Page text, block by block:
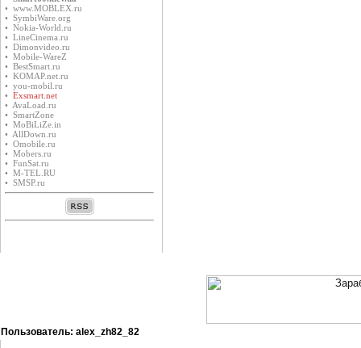
• www.MOBLEX.ru
• SymbiWare.org
• Nokia-World.ru
• LineCinema.ru
• Dimonvideo.ru
• Mobile-WareZ
• BestSmart.ru
• KOMAP.net.ru
• you-mobil.ru
• Exsmart.net
• AvaLoad.ru
• SmartZone
• MoBiLiZe.in
• AllDown.ru
• Оmobile.ru
• Mobers.ru
• FunSat.ru
• M-TEL.RU
• SMSP.ru
Пользователь: alex_zh82_82